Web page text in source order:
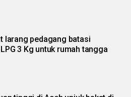
larang pedagang batasi
3 Kg untuk rumah tangga